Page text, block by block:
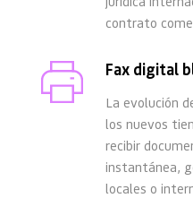
contrato
Fax digital
La evolución
los nuevos
recibir
instantánea,
locales o